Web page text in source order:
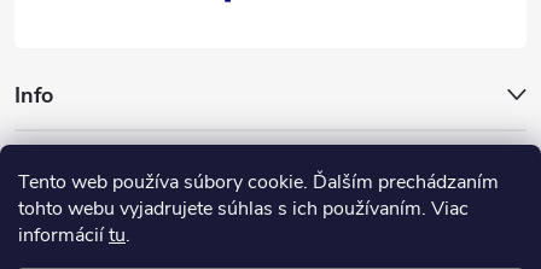
Tento web používa súbory cookie. Ďalším prechádzaním
tohto webu vyjadrujete súhlas s ich používaním. Viac
informáciítu.
Info